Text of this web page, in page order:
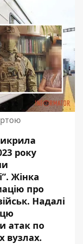
року
Жінка
про
Надалі
атак по
вузлах.